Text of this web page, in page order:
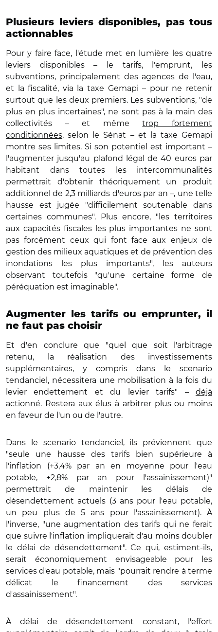
Plusieurs leviers disponibles, pas tous
actionnables
Pour y faire face, l'étude met en lumière les quatre
leviers disponibles – le tarifs, l'emprunt, les
subventions, principalement des agences de l'eau,
et la fiscalité, via la taxe Gemapi – pour ne retenir
surtout que les deux premiers. Les subventions, "de
plus en plus incertaines", ne sont pas à la main des
collectivités – et mêmetrop fortement
conditionnées, selon le Sénat – et la taxe Gemapi
montre ses limites. Si son potentiel est important –
l'augmenter jusqu'au plafond légal de 40 euros par
habitant dans toutes les intercommunalités
permettrait d'obtenir théoriquement un produit
additionnel de 2,3 milliards d'euros par an –, une telle
hausse est jugée "difficilement soutenable dans
certaines communes". Plus encore, "les territoires
aux capacités fiscales les plus importantes ne sont
pas forcément ceux qui font face aux enjeux de
gestion des milieux aquatiques et de prévention des
inondations les plus importants", les auteurs
observant toutefois "qu'une certaine forme de
péréquation est imaginable".
Augmenter les tarifs ou emprunter, il
ne faut pas choisir
Et d'en conclure que "quel que soit l'arbitrage
retenu, la réalisation des investissements
supplémentaires, y compris dans le scenario
tendanciel, nécessitera une mobilisation à la fois du
levier endettement et du levier tarifs" – déjà
actionné. Restera aux élus à arbitrer plus ou moins
en faveur de l'un ou de l'autre.
Dans le scenario tendanciel, ils préviennent que
"seule une hausse des tarifs bien supérieure à
l'inflation (+3,4% par an en moyenne pour l'eau
potable, +2,8% par an pour l'assainissement)"
permettrait de maintenir les délais de
désendettement actuels (3 ans pour l'eau potable,
un peu plus de 5 ans pour l'assainissement). À
l'inverse, "une augmentation des tarifs qui ne ferait
que suivre l'inflation impliquerait d'au moins doubler
le délai de désendettement". Ce qui, estiment-ils,
serait économiquement envisageable pour les
services d'eau potable, mais "pourrait rendre à terme
délicat le financement des services
d'assainissement".
À délai de désendettement constant, l'effort